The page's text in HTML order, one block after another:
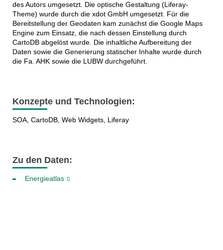
des Autors umgesetzt. Die optische Gestaltung (Liferay-
Theme) wurde durch die xdot GmbH umgesetzt. Für die
Bereitstellung der Geodaten kam zunächst die Google Maps
Engine zum Einsatz, die nach dessen Einstellung durch
CartoDB abgelöst wurde. Die inhaltliche Aufbereitung der
Daten sowie die Generierung statischer Inhalte wurde durch
die Fa. AHK sowie die LUBW durchgeführt.
Konzepte und Technologien:
SOA, CartoDB, Web Widgets, Liferay
Zu den Daten:
Energieatlas